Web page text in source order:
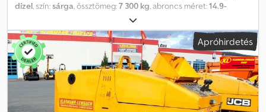
dízel, szín:sárga, össztömeg:7 300 kg, abroncs méret:14.9-
, üzemórák:
1801169, Felszereltség:UVV biztonsági ellenőrzés, fülke,
kiegészítő fényszórók, kipörgésgátló, összkerékhajtás,
Felszereltség / Műszaki adatok: - 1. és 2. sebességfokozat -
Elektromos indítás - Frekvencia 29 Hz / 36 Hz Dksdpfx Anjyzm Tmj
Nor - Amplitúdó 2 mm / 0,8 mm - Centrifugális erő 138 kN / 84 kN -
Centrifugális erő/görgőszélesség 1 500 mm - Tömörítési mélység
650 / 500 mm - Munkasebesség 6,9 km/h - Szállítási sebesség 11
Apróhirdetés